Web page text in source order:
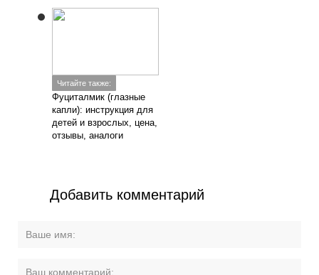
Читайте также:
Фуциталмик (глазные
капли): инструкция для
детей и взрослых, цена,
отзывы, аналоги
Добавить комментарий